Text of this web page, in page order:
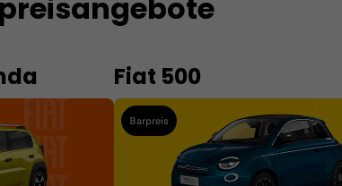
Fiat 500
Barpreis